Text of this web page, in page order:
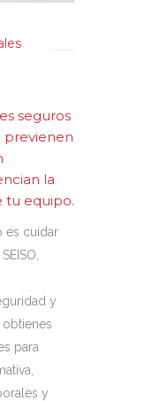
seguros
previenen
la
tu equipo.
es cuidar
y
obtienes
para
y